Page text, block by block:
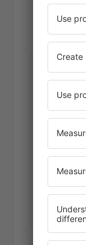
Terence
Juli 2023